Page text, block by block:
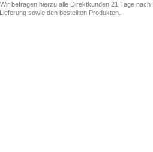
befragen hierzu alle Direktkunden 21 Tage
sowie den bestellten Produkten.